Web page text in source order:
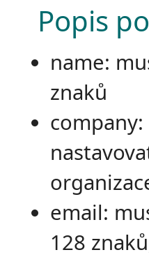
Popis
name:
znaků
email:
128